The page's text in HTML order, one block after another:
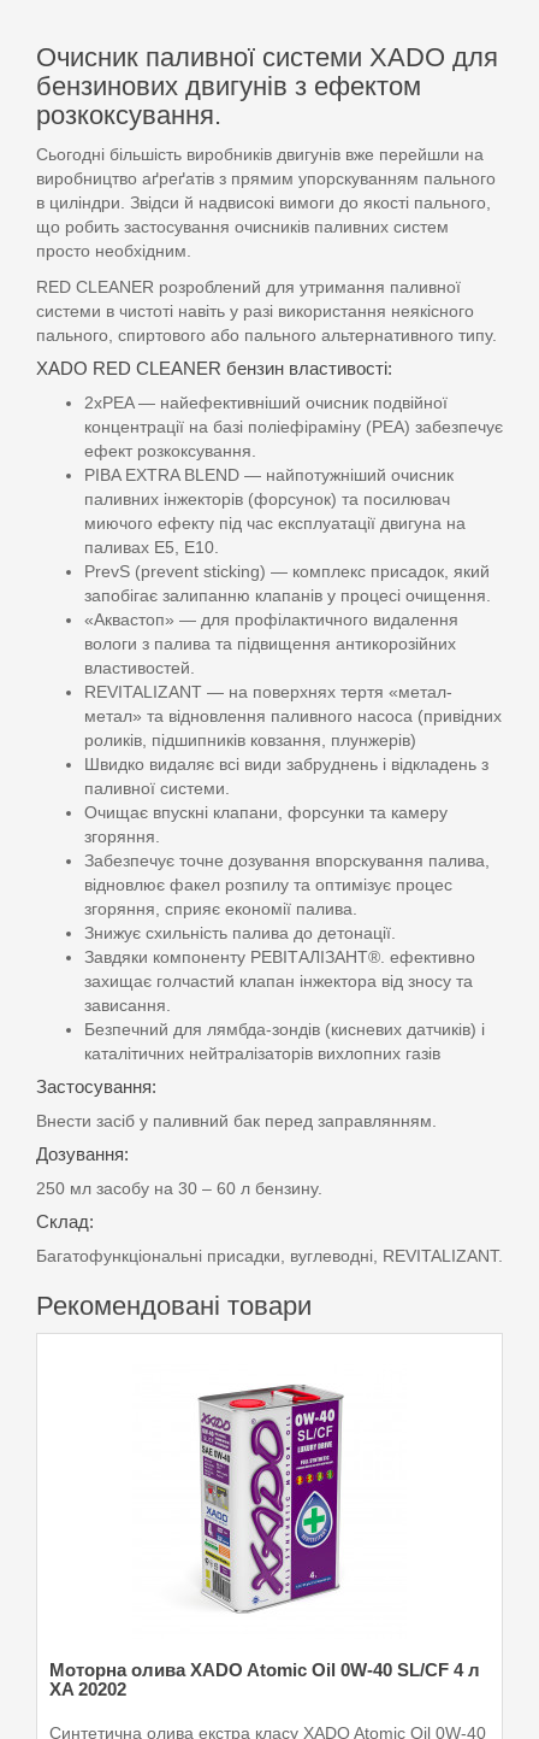
Очисник паливної системи XADO для
бензинових двигунів з ефектом
розкоксування.
Сьогодні більшість виробників двигунів вже перейшли на
виробництво аґреґатів з прямим упорскуванням пального
в циліндри. Звідси й надвисокі вимоги до якості пального,
що робить застосування очисників паливних систем
просто необхідним.
RED CLEANER розроблений для утримання паливної
системи в чистоті навіть у разі використання неякісного
пального, спиртового або пального альтернативного типу.
XADO RED CLEANER бензин властивості:
2xPEA — найефективніший очисник подвійної
концентрації на базі поліефіраміну (PEA) забезпечує
ефект розкоксування.
PIBA EXTRA BLEND — найпотужніший очисник
паливних інжекторів (форсунок) та посилювач
миючого ефекту під час експлуатації двигуна на
паливах E5, E10.
PrevS (prevent sticking) — комплекс присадок, який
запобігає залипанню клапанів у процесі очищення.
«Аквастоп» — для профілактичного видалення
вологи з палива та підвищення антикорозійних
властивостей.
REVITALIZANT — на поверхнях тертя «метал-
метал» та відновлення паливного насоса (привідних
роликів, підшипників ковзання, плунжерів)
Швидко видаляє всі види забруднень і відкладень з
паливної системи.
Очищає впускні клапани, форсунки та камеру
згоряння.
Забезпечує точне дозування впорскування палива,
відновлює факел розпилу та оптимізує процес
згоряння, сприяє економії палива.
Знижує схильність палива до детонації.
Завдяки компоненту РЕВІТАЛІЗАНТ®. ефективно
захищає голчастий клапан інжектора від зносу та
зависання.
Безпечний для лямбда-зондів (кисневих датчиків) і
каталітичних нейтралізаторів вихлопних газів
Застосування:
Внести засіб у паливний бак перед заправлянням.
Дозування:
250 мл засобу на 30 – 60 л бензину.
Склад:
Багатофункціональні присадки, вуглеводні, REVITALIZANT.
Рекомендовані товари
Моторна олива XADO Atomic Oil 0W-40 SL/CF 4 л
XA 20202
Синтетична олива екстра класу XADO Atomic Oil 0W-40